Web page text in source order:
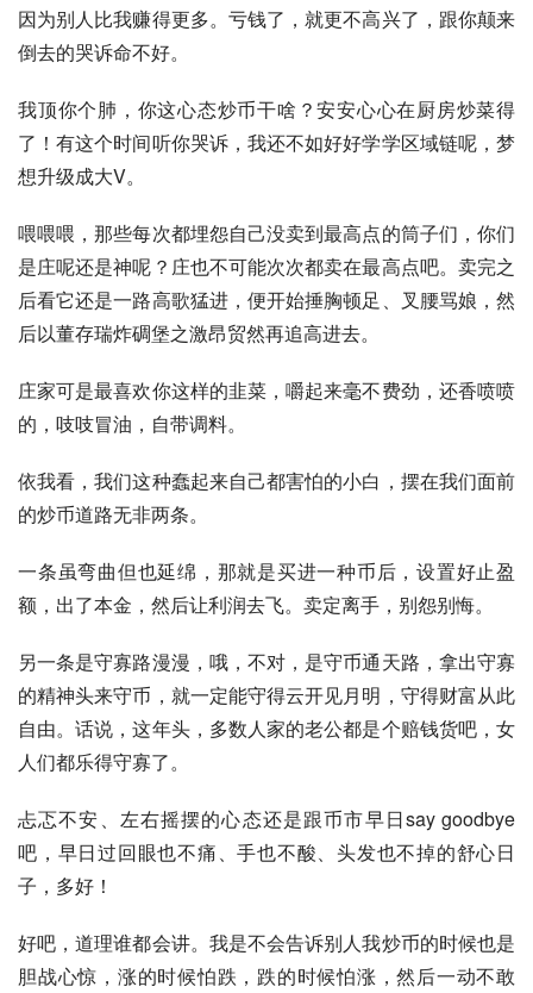
因为别人比我赚得更多。亏钱了，就更不高兴了，跟你颠来
倒去的哭诉命不好。
我顶你个肺，你这心态炒币干啥？安安心心在厨房炒菜得
了！有这个时间听你哭诉，我还不如好好学学区域链呢，梦
想升级成大V。
喂喂喂，那些每次都埋怨自己没卖到最高点的筒子们，你们
是庄呢还是神呢？庄也不可能次次都卖在最高点吧。卖完之
后看它还是一路高歌猛进，便开始捶胸顿足、叉腰骂娘，然
后以董存瑞炸碉堡之激昂贸然再追高进去。
庄家可是最喜欢你这样的韭菜，嚼起来毫不费劲，还香喷喷
的，吱吱冒油，自带调料。
依我看，我们这种蠢起来自己都害怕的小白，摆在我们面前
的炒币道路无非两条。
一条虽弯曲但也延绵，那就是买进一种币后，设置好止盈
额，出了本金，然后让利润去飞。卖定离手，别怨别悔。
另一条是守寡路漫漫，哦，不对，是守币通天路，拿出守寡
的精神头来守币，就一定能守得云开见月明，守得财富从此
自由。话说，这年头，多数人家的老公都是个赔钱货吧，女
人们都乐得守寡了。
忐忑不安、左右摇摆的心态还是跟币市早日say goodbye
吧，早日过回眼也不痛、手也不酸、头发也不掉的舒心日
子，多好！
好吧，道理谁都会讲。我是不会告诉别人我炒币的时候也是
胆战心惊，涨的时候怕跌，跌的时候怕涨，然后一动不敢